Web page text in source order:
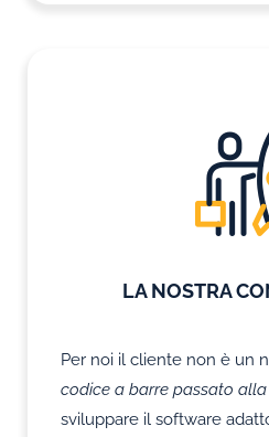
LA NOSTRA
Per noi il cliente non è un
codice a barre passato
sviluppare il software